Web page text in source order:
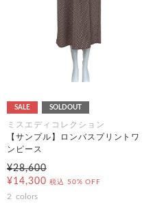
SALE SOLDOUT
ミスエディコレクション
【サンプル】ロンバスプリントワ
ンピース
¥28,600
¥14,300 税込 50% OFF
2 colors